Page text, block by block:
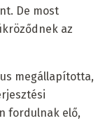
De most
az
megállapította,
fordulnak elő,